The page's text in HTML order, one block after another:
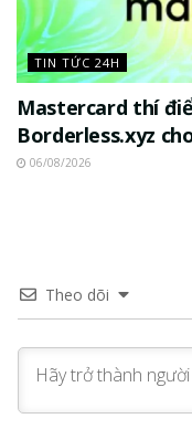
TIN TỨC 24H
Mastercard thí
Borderless.xyz
06/08/2026
Theo dõi